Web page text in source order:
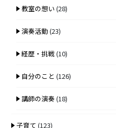
教室の想い (28)
演奏活動(23)
経歴・挑戦(10)
自分のこと (126)
講師の演奏(18)
子育て (123)